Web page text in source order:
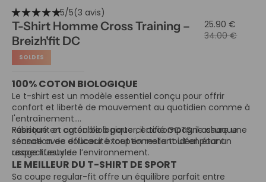
star_ratestar_ratestar_ratestar_ratestar_rate5/5(3 avis)
T-Shirt Homme Cross Training –
Breizh'fit DC
25.90 €
34.00 €
SOLDES
100% COTON BIOLOGIQUE
Le t-shirt est un modèle essentiel conçu pour offrir
confort et liberté de mouvement au quotidien comme à
l'entraînement.
Fabriqué en coton biologique certifié GOTS, il assure une
sensation de douceur exceptionnelle tout en étant
respectueux de l’environnement.
Résistant et agréable à porter, il accompagne chaque
séance avec efficacité tout en restant idéal pour un
usage lifestyle.
LE MEILLEUR DU T-SHIRT DE SPORT
Sa coupe regular-fit offre un équilibre parfait entre